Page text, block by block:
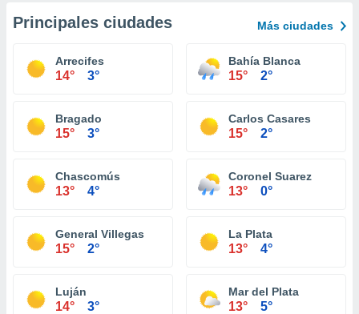
Principales ciudades Más ciudades
Arrecifes
14° 3°
Bahía Blanca
15° 2°
Bragado
15° 3°
Carlos Casares
15° 2°
Chascomús
13° 4°
Coronel Suarez
13° 0°
General Villegas
15° 2°
La Plata
13° 4°
Luján
14° 3°
Mar del Plata
13° 5°